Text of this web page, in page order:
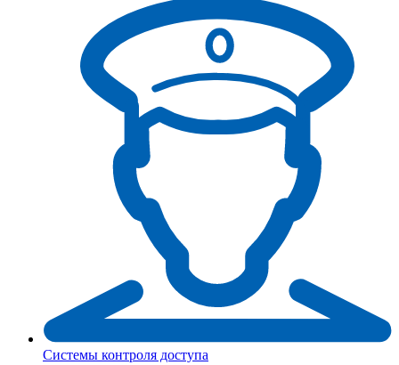
Системы контроля доступа